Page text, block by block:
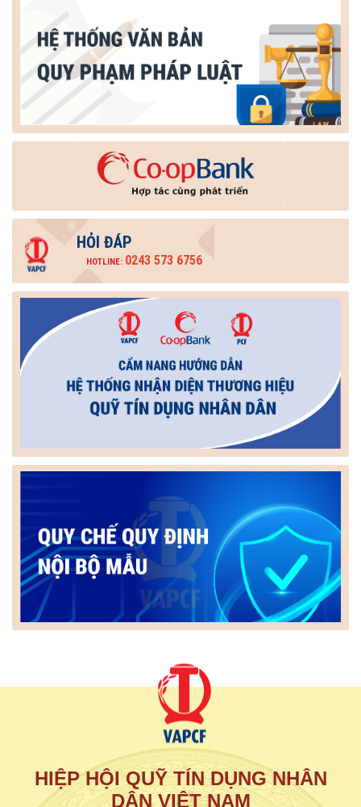
HỎI ĐÁP
HOTLINE: 0243 573 6756
HIỆP HỘI QUỸ TÍN DỤNG NHÂN
DÂN VIỆT NAM